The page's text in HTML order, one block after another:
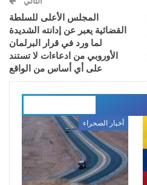
المجلس الأعلى للسلطة
القضائية يعبر عن إدانته الشديدة
لما ورد في قرار البرلمان
الأوروبي من ادعاءات لا تستند
على أي أساس من الواقع
أخبار الصحراء